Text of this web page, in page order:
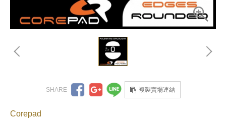
複製賣場連結
Corepad